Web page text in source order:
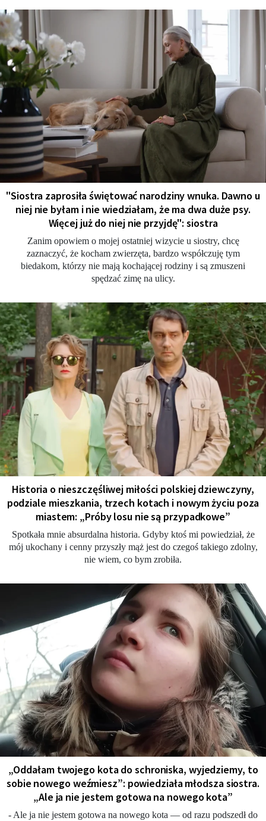
"Siostra zaprosiła świętować narodziny wnuka. Dawno u
niej nie byłam i nie wiedziałam, że ma dwa duże psy.
Więcej już do niej nie przyjdę": siostra
Zanim opowiem o mojej ostatniej wizycie u siostry, chcę
zaznaczyć, że kocham zwierzęta, bardzo współczuję tym
biedakom, którzy nie mają kochającej rodziny i są zmuszeni
spędzać zimę na ulicy.
Historia o nieszczęśliwej miłości polskiej dziewczyny,
podziale mieszkania, trzech kotach i nowym życiu poza
miastem: „Próby losu nie są przypadkowe”
Spotkała mnie absurdalna historia. Gdyby ktoś mi powiedział, że
mój ukochany i cenny przyszły mąż jest do czegoś takiego zdolny,
nie wiem, co bym zrobiła.
„Oddałam twojego kota do schroniska, wyjedziemy, to
sobie nowego weźmiesz”: powiedziała młodsza siostra.
„Ale ja nie jestem gotowa na nowego kota”
- Ale ja nie jestem gotowa na nowego kota — od razu podszedł do